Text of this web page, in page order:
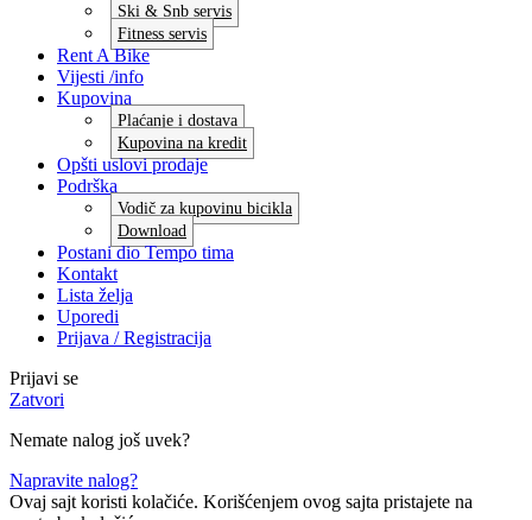
Ski & Snb servis
Fitness servis
Rent A Bike
Vijesti /info
Kupovina
Plaćanje i dostava
Kupovina na kredit
Opšti uslovi prodaje
Podrška
Vodič za kupovinu bicikla
Download
Postani dio Tempo tima
Kontakt
Lista želja
Uporedi
Prijava / Registracija
Prijavi se
Zatvori
Nemate nalog još uvek?
Napravite nalog?
Ovaj sajt koristi kolačiće. Korišćenjem ovog sajta pristajete na